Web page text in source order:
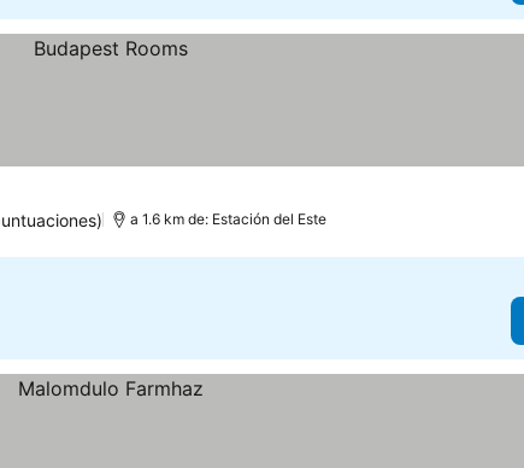
a 1.6 km de: Estación del Este